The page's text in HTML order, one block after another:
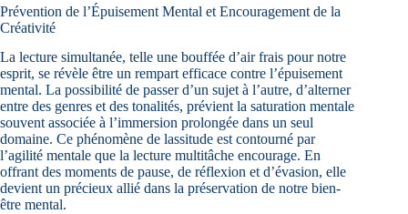
Prévention de l’Épuisement Mental et Encouragement de la
Créativité
La lecture simultanée, telle une bouffée d’air frais pour notre
esprit, se révèle être un rempart efficace contre l’épuisement
mental. La possibilité de passer d’un sujet à l’autre, d’alterner
entre des genres et des tonalités, prévient la saturation mentale
souvent associée à l’immersion prolongée dans un seul
domaine. Ce phénomène de lassitude est contourné par
l’agilité mentale que la lecture multitâche encourage. En
offrant des moments de pause, de réflexion et d’évasion, elle
devient un précieux allié dans la préservation de notre bien-
être mental.